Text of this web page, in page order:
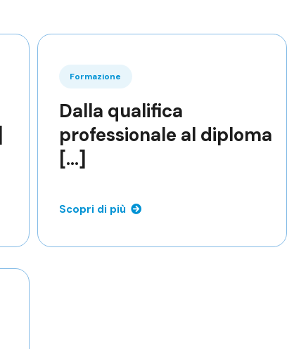
Formazione
Dalla qualifica
professionale al diploma
[...]
Scopri di più